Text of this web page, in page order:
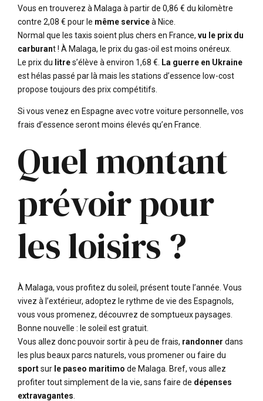
Vous en trouverez à Malaga à partir de 0,86 € du kilomètre
contre 2,08 € pour le même serviceà Nice.
Normal que les taxis soient plus chers en France, vu le prix du
carburant ! À Malaga, le prix du gas-oil est moins onéreux.
Le prix du litres’élève à environ 1,68 €.
La guerre en Ukraine
est hélas passé par là mais les stations d’essence low-cost
propose toujours des prix compétitifs.
Si vous venez en Espagne avec votre voiture personnelle, vos
frais d’essence seront moins élevés qu’en France.
Quel montant
prévoir pour
les loisirs ?
À Malaga, vous profitez du soleil, présent toute l’année. Vous
vivez à l’extérieur, adoptez le rythme de vie des Espagnols,
vous vous promenez, découvrez de somptueux paysages.
Bonne nouvelle : le soleil est gratuit.
Vous allez donc pouvoir sortir à peu de frais, randonner dans
les plus beaux parcs naturels, vous promener ou faire du
sportsur le paseo maritimo de Malaga. Bref, vous allez
profiter tout simplement de la vie, sans faire de dépenses
extravagantes